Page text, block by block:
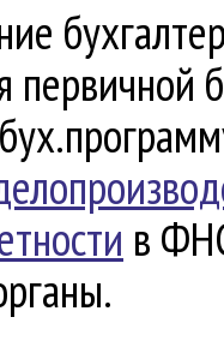
первичной
в